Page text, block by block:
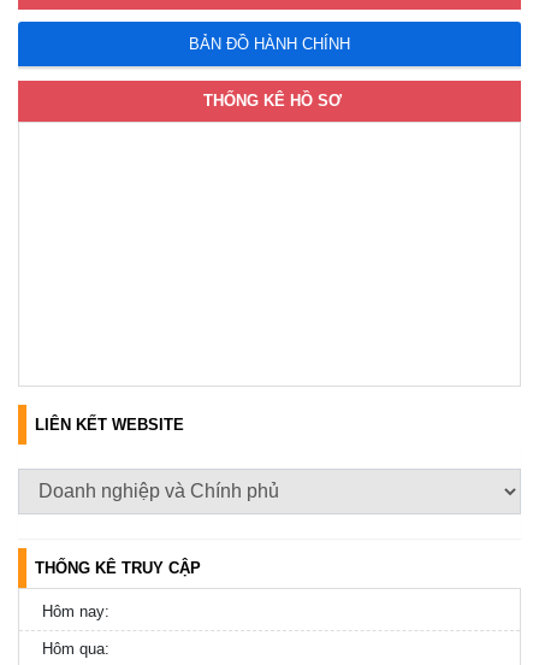
BẢN ĐỒ HÀNH CHÍNH
THỐNG KÊ HỒ SƠ
LIÊN KẾT WEBSITE
THỐNG KÊ TRUY CẬP
Hôm nay:
Hôm qua: